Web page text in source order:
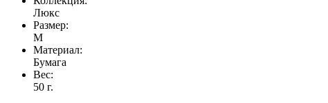
Люкс
Размер:
M
Материал:
Бумага
Вес:
50 г.